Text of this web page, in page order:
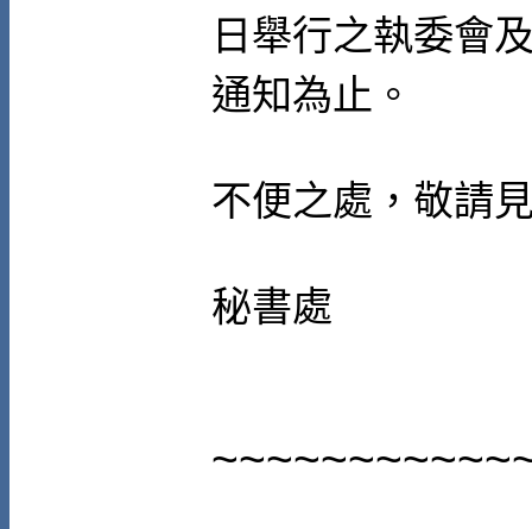
日舉行之執委會
通知為止。
不便之處，敬請
秘書處